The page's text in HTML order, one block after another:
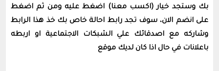
بك وستجد خيار (اكسب معنا) اضغط عليه ومن ثم اضغط
على انضم الان، سوف تجد رابط احالة خاص بك خذ هذا الرابط
وشاركه مع اصدقائك علي الشبكات الاجتماعية او اربطه
باعلانات في حال اذا كان لديك موقع